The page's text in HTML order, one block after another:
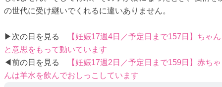
の世代に受け継いでくれるに違いありません。
▶次の日を見る
【妊娠17週4日／予定日まで157日】ちゃん
と意思をもって動いています
◀前の日を見る
【妊娠17週2日／予定日まで159日】赤ちゃ
んは羊水を飲んでおしっこしています